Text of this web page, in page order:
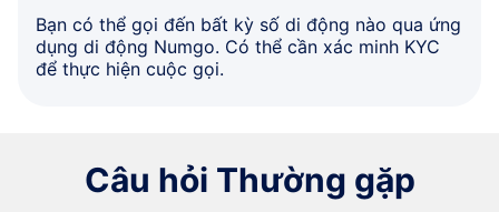
Bạn có thể gọi đến bất kỳ số di động nào qua ứng
dụng di động Numgo. Có thể cần xác minh KYC
để thực hiện cuộc gọi.
Câu hỏi Thường gặp